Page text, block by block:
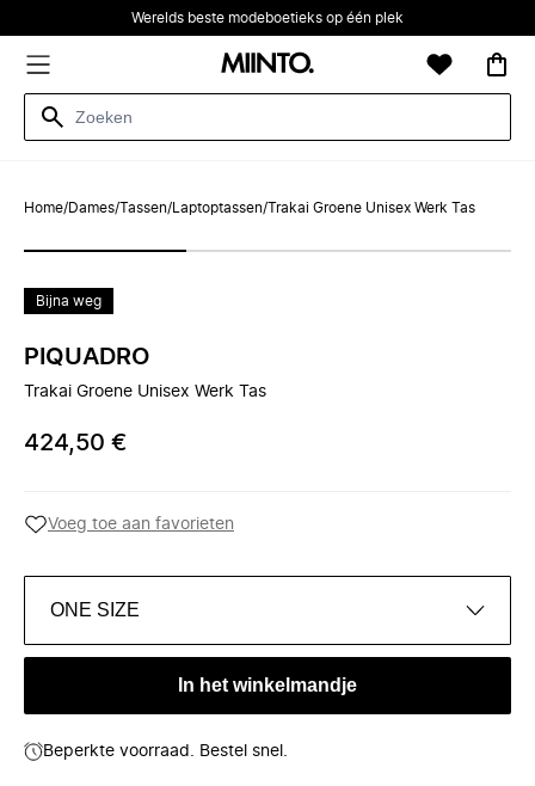
Werelds beste modeboetieks op één plek
Home/Dames/Tassen/ Laptoptassen/Trakai Groene Unisex Werk Tas
Bijna weg
PIQUADRO
Trakai Groene Unisex Werk Tas
424,50 €
Voeg toe aan favorieten
ONE SIZE
In het winkelmandje
Beperkte voorraad. Bestel snel.